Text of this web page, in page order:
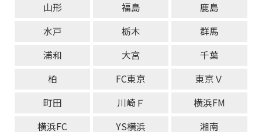
山形
福島
鹿島
水戸
栃木
群馬
浦和
大宮
千葉
柏
FC東京
東京Ｖ
町田
川崎Ｆ
横浜FM
横浜FC
YS横浜
湘南